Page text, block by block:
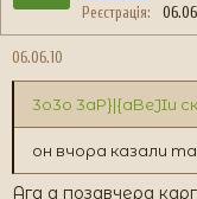
Реєстрація
06.06.10
3o3o 3aP}|{aBeJIu
он вчора казали
Ага а позавчера